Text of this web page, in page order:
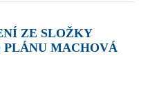
PLÁNU MACHOVÁ